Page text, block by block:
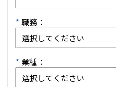
* 職務：
* 業種：